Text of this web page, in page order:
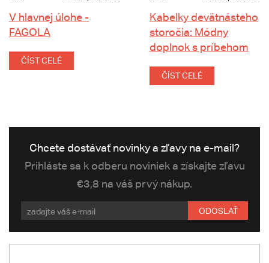
V hlavnej úlohe -
FAGOLA
ČÍST CELÉ
Kabelky devätnásteho
storočia: Módny
doplnok s príbehom
ČÍST CELÉ
Chcete dostávať novinky a zľavy na e-mail?
Prihláste sa k odberu noviniek a získajte zľavu
€3,8 na váš prvý nákup.
ODOSLAŤ